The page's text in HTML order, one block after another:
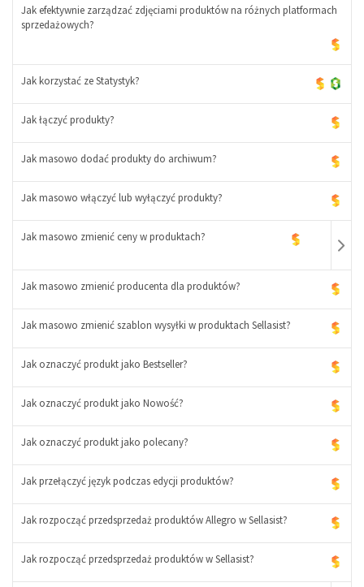
+
Jak efektywnie zarządzać zdjęciami produktów na różnych platformach
sprzedażowych?
Jak korzystać ze Statystyk?
Jak łączyć produkty?
Jak masowo dodać produkty do archiwum?
Jak masowo włączyć lub wyłączyć produkty?
Jak masowo zmienić ceny w produktach?
+
Jak masowo zmienić producenta dla produktów?
Jak masowo zmienić szablon wysyłki w produktach Sellasist?
Jak oznaczyć produkt jako Bestseller?
Jak oznaczyć produkt jako Nowość?
Jak oznaczyć produkt jako polecany?
Jak przełączyć język podczas edycji produktów?
Jak rozpocząć przedsprzedaż produktów Allegro w Sellasist?
Jak rozpocząć przedsprzedaż produktów w Sellasist?